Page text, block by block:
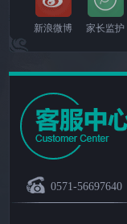
新浪微博 家长监护
0571-56697640